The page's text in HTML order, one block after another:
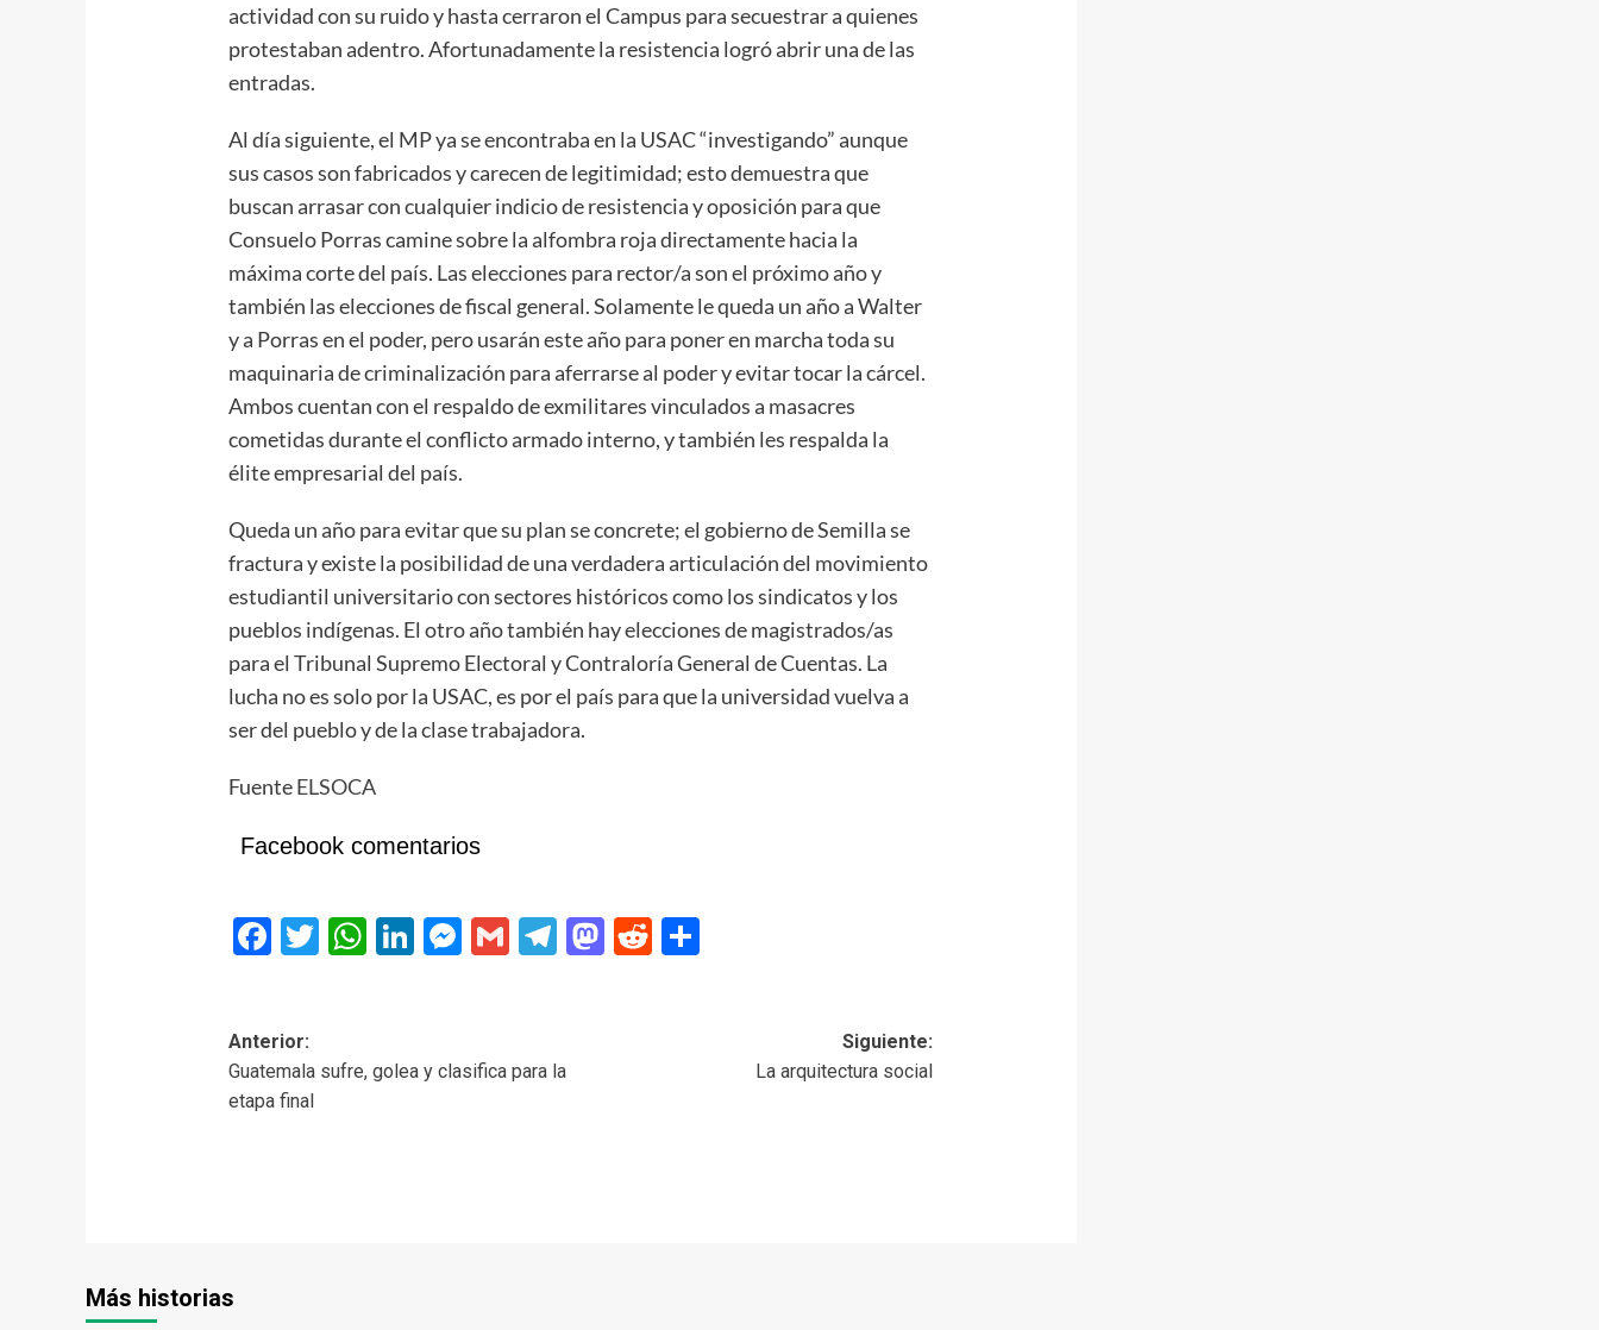
actividad con su ruido y hasta cerraron el Campus para secuestrar a quienes
protestaban adentro. Afortunadamente la resistencia logró abrir una de las
entradas.
Al día siguiente, el MP ya se encontraba en la USAC “investigando” aunque
sus casos son fabricados y carecen de legitimidad; esto demuestra que
buscan arrasar con cualquier indicio de resistencia y oposición para que
Consuelo Porras camine sobre la alfombra roja directamente hacia la
máxima corte del país. Las elecciones para rector/a son el próximo año y
también las elecciones de fiscal general. Solamente le queda un año a Walter
y a Porras en el poder, pero usarán este año para poner en marcha toda su
maquinaria de criminalización para aferrarse al poder y evitar tocar la cárcel.
Ambos cuentan con el respaldo de exmilitares vinculados a masacres
cometidas durante el conflicto armado interno, y también les respalda la
élite empresarial del país.
Queda un año para evitar que su plan se concrete; el gobierno de Semilla se
fractura y existe la posibilidad de una verdadera articulación del movimiento
estudiantil universitario con sectores históricos como los sindicatos y los
pueblos indígenas. El otro año también hay elecciones de magistrados/as
para el Tribunal Supremo Electoral y Contraloría General de Cuentas. La
lucha no es solo por la USAC, es por el país para que la universidad vuelva a
ser del pueblo y de la clase trabajadora.
FuenteELSOCA
Facebook comentarios
Facebook
Twitter
WhatsApp
LinkedIn
Messenger
GmailTelegram
Mastodon
Reddit
Navegación
de
entradas
Anterior:
Guatemala sufre, golea y clasifica para la
etapa final
Siguiente:
La arquitectura social
Más historias